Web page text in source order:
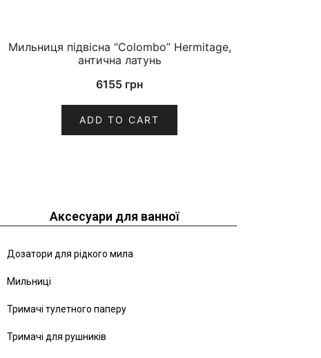
Мильниця підвісна “Colombo” Hermitage,
антична латунь
6155 грн
ADD TO CART
Аксесуари для ванної
Дозатори для рідкого мила
Мильниці
Тримачі тулетного паперу
Тримачі для рушників